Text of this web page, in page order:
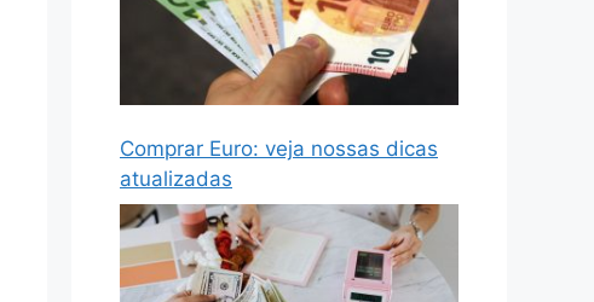
Comprar Euro: veja nossas dicas
atualizadas